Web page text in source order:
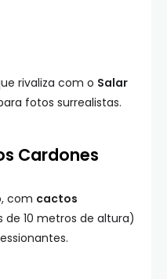
rivaliza com o Salar
fotos surrealistas.
Cardones
com cactos
10 metros de altura)